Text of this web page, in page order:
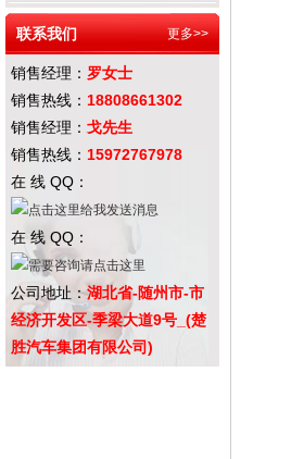
联系我们 更多>>
销售经理： 罗女士
销售热线： 18808661302
销售经理： 戈先生
销售热线： 15972767978
在 线 QQ：
在 线 QQ：
公司地址：湖北省-随州市-市
经济开发区-季梁大道9号_(楚
胜汽车集团有限公司)